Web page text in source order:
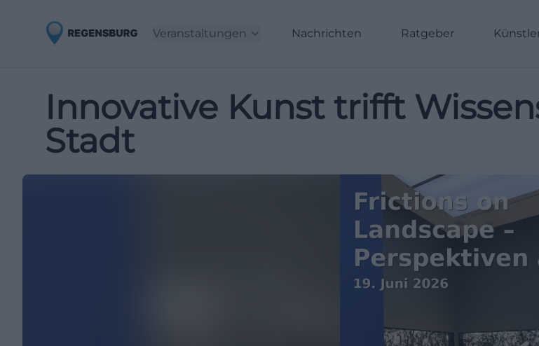
Veranstaltungen Nachrichten Ratgeber
Innovative Kunst trifft
Stadt